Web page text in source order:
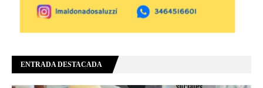
ENTRADA DESTACADA